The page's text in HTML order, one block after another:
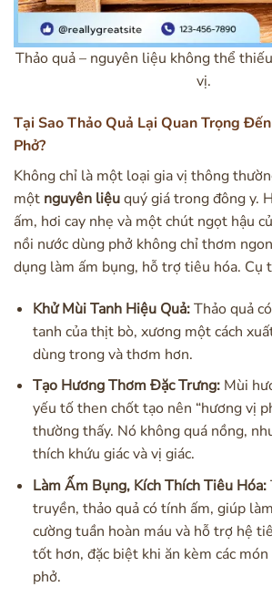
Thảo quả – nguyên liệu không thể
vị.
Tại Sao Thảo Quả Lại Quan Trọng
Phở?
Không chỉ là một loại gia vị thông
một nguyên liệuquý giá trong đông y.
ấm, hơi cay nhẹ và một chút ngọt hậu
nồi nước dùng phở không chỉ thơm
dụng làm ấm bụng, hỗ trợ tiêu hóa. Cụ
Khử Mùi Tanh Hiệu Quả:Thảo quả
tanh của thịt bò, xương một cách
dùng trong và thơm hơn.
Tạo Hương Thơm Đặc Trưng:Mùi
yếu tố then chốt tạo nên “hương vị
thường thấy. Nó không quá nồng,
thích khứu giác và vị giác.
Làm Ấm Bụng, Kích Thích Tiêu Hóa:
truyền, thảo quả có tính ấm, giúp
cường tuần hoàn máu và hỗ trợ hệ
tốt hơn, đặc biệt khi ăn kèm các
phở.